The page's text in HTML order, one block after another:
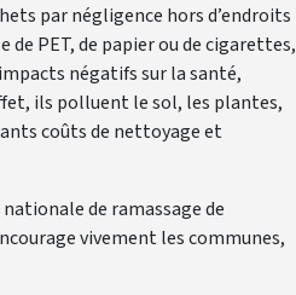
par négligence hors d’endroits
de PET, de papier ou de cigarettes,
négatifs sur la santé,
ils polluent le sol, les plantes,
coûts de nettoyage et
de ramassage de
vivement les communes,